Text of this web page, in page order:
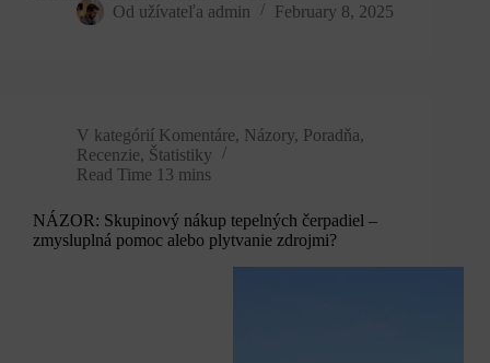
Od užívateľa admin February 8, 2025
V kategórií Komentáre, Názory, Poradňa,
Recenzie, Štatistiky
Read Time 13 mins
NÁZOR: Skupinový nákup tepelných čerpadiel –
zmysluplná pomoc alebo plytvanie zdrojmi?